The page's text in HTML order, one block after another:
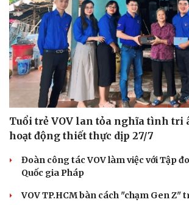
Tuổi trẻ VOV lan tỏa nghĩa tình tri
hoạt động thiết thực dịp 27/7
Đoàn công tác VOV làm việc với Tập
Quốc gia Pháp
VOV TP.HCM bàn cách "chạm Gen Z"